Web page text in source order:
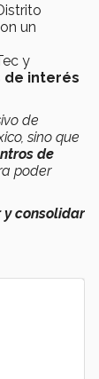
un
y
de interés
de
sino que
de
poder
y consolidar